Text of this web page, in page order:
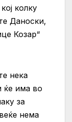
колку
Даноски,
Козар“
нека
ќе има во
за
нема